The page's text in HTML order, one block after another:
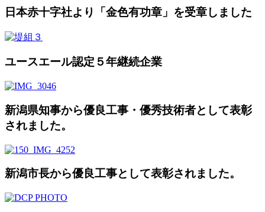
日本赤十字社より「金色有功章」を受章しました
ユースエール認定５年継続企業
新潟県知事から優良工事・優秀技術者として表彰
されました。
新潟市長から優良工事として表彰されました。